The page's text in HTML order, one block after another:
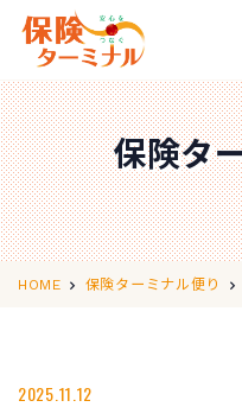
ホーム Home
私たちの強み Our Strength
無料相談 Consultation
取扱保険会社 Insurance
店舗情報
保険タ
HOME 保険ターミナル便り
2025.11.12